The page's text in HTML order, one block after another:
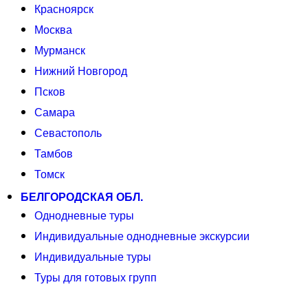
Красноярск
Москва
Мурманск
Нижний Новгород
Псков
Самара
Севастополь
Тамбов
Томск
БЕЛГОРОДСКАЯ ОБЛ.
Однодневные туры
Индивидуальные однодневные экскурсии
Индивидуальные туры
Туры для готовых групп